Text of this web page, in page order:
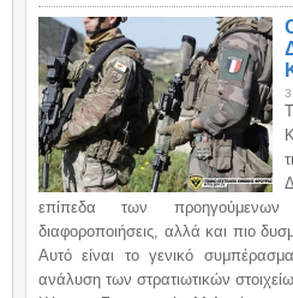
επίπεδα των
διαφοροποιήσεις, αλλά και πιο
Αυτό είναι το γενικό
ανάλυση των στρατιωτικών